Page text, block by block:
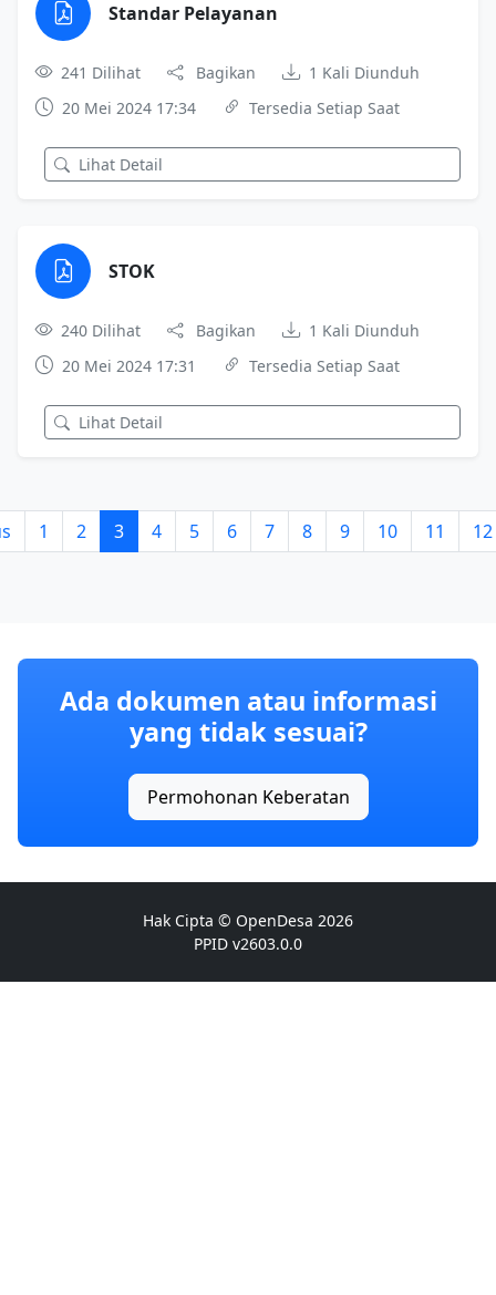
Standar Pelayanan
241 Dilihat Bagikan
1 Kali Diunduh
20 Mei 2024 17:34
Tersedia Setiap Saat
Lihat Detail
STOK
240 Dilihat Bagikan
1 Kali Diunduh
20 Mei 2024 17:31
Tersedia Setiap Saat
Lihat Detail
1 2 3 4 5 6 7 8 9 10 11 12
Ada dokumen atau informasi
yang tidak sesuai?
Permohonan Keberatan
Hak Cipta © OpenDesa 2026
PPID v2603.0.0